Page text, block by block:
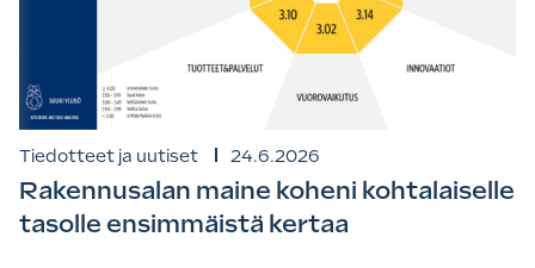
Tiedotteet ja uutiset 24.6.2026
Rakennusalan maine koheni kohtalaiselle
tasolle ensimmäistä kertaa